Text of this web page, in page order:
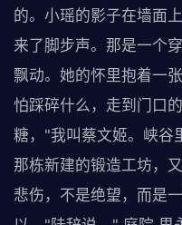
的。小瑶的影子在墙面
来了脚步声。那是一个
飘动。她的怀里抱着一
怕踩碎什么，走到门口
糖，"我叫蔡文姬。峡谷
那栋新建的锻造工坊，
悲伤，不是绝望，而是